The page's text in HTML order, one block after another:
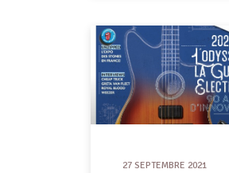
27 SEPTEMBRE 2021